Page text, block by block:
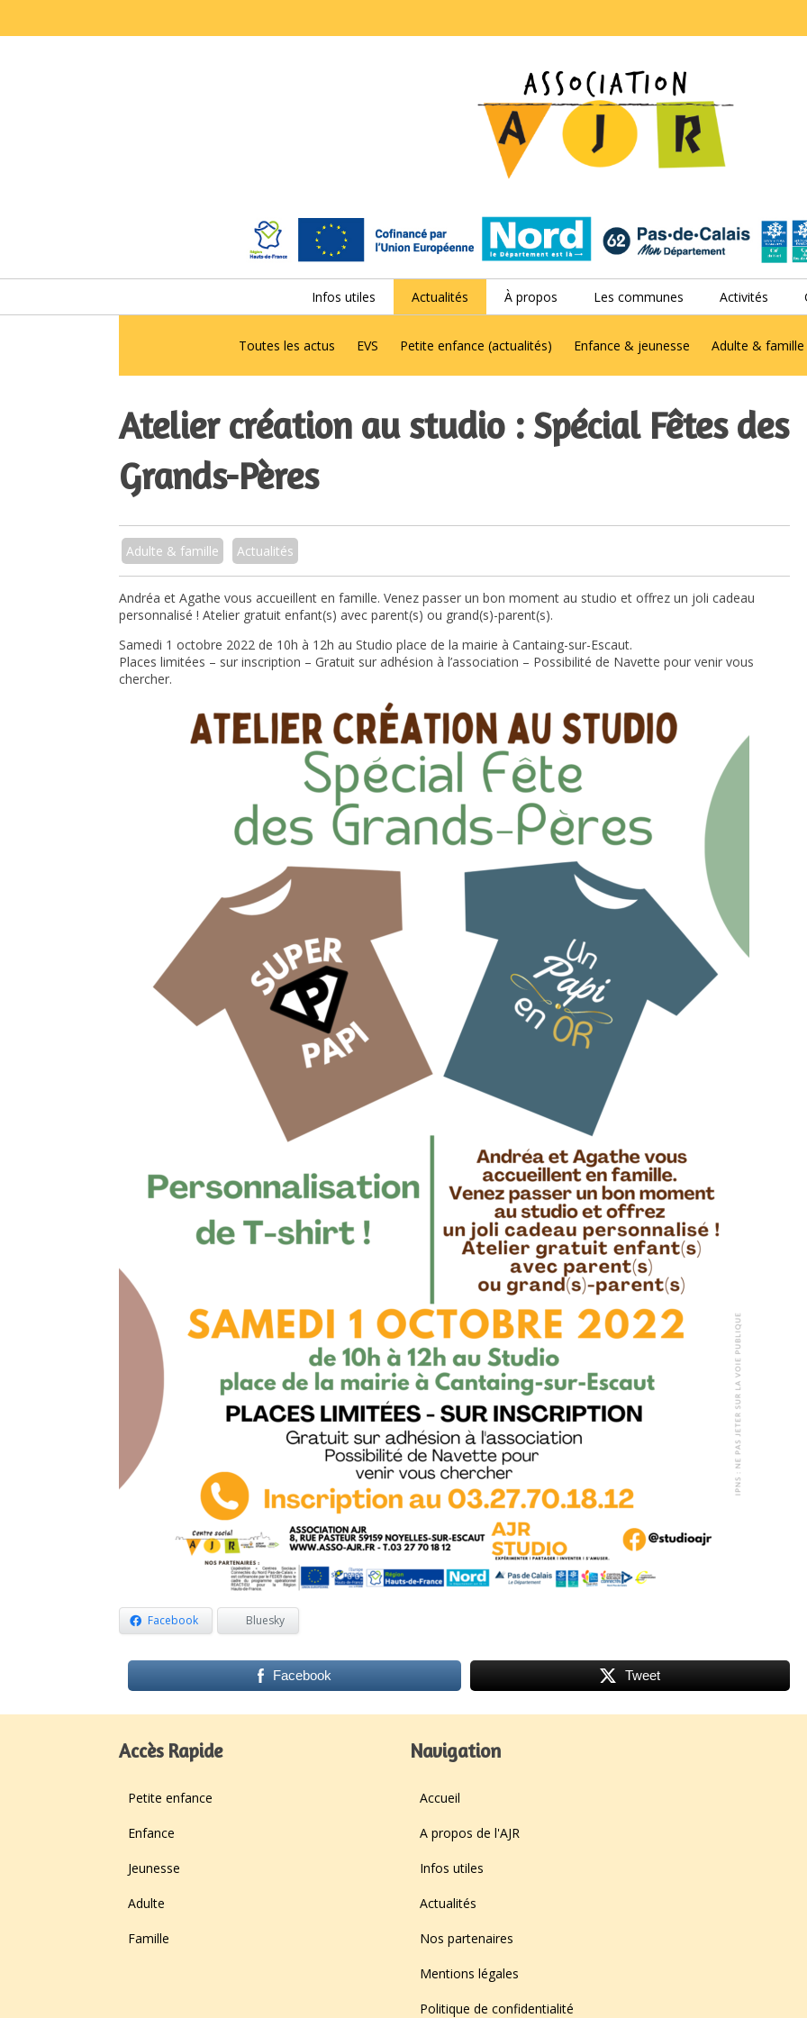
Infos utiles Actualités À propos Les communes Activités
Toutes les actus EVS Petite enfance (actualités) Enfance & jeunesse Adulte & famille
Atelier création au studio : Spécial Fêtes des
Grands-Pères
Adulte & famille Actualités
Andréa et Agathe vous accueillent en famille. Venez passer un bon moment au studio et offrez un joli cadeau
personnalisé ! Atelier gratuit enfant(s) avec parent(s) ou grand(s)-parent(s).
Samedi 1 octobre 2022 de 10h à 12h au Studio place de la mairie à Cantaing-sur-Escaut.
Places limitées – sur inscription – Gratuit sur adhésion à l’association – Possibilité de Navette pour venir vous
chercher.
Facebook Bluesky
Facebook Tweet
Accès Rapide
Petite enfance
Enfance
Jeunesse
Adulte
Famille
Navigation
Accueil
A propos de l'AJR
Infos utiles
Actualités
Nos partenaires
Mentions légales
Politique de confidentialité